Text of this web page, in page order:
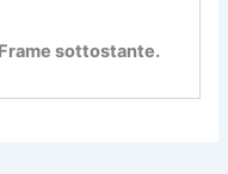
sottostante.